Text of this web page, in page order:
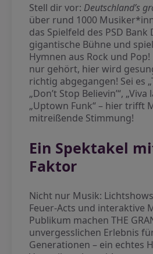
Stell dir vor: Deutschland’s
über rund 1000
das Spielfeld des PSD Bank
gigantische Bühne und
Hymnen aus Rock und
nur gehört, hier wird
richtig abgegangen! Sei es
„Don’t Stop Believin’“,
„Uptown Funk“ – hier trifft
mitreißende Stimmung!
Ein Spektakel
Faktor
Nicht nur Musik:
Feuer-Acts und interaktive
Publikum machen THE
unvergesslichen Erlebnis
Generationen – ein echtes